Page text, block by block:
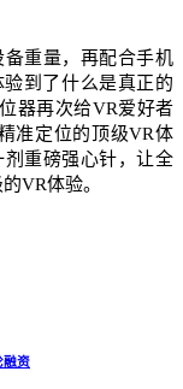
备重量，再配合手机
验到了什么是真正的
器再次给VR爱好者
准定位的顶级VR体
重磅强心针，让全
VR体验。
融资